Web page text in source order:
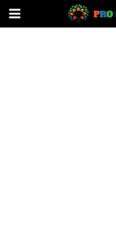
Prowital.pl